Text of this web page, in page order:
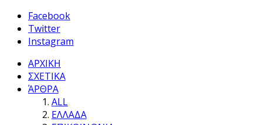
Facebook
Twitter
Instagram
ΑΡΧΙΚΗ
ΣΧΕΤΙΚΑ
ΆΡΘΡΑ
ALL
ΕΛΛΑΔΑ